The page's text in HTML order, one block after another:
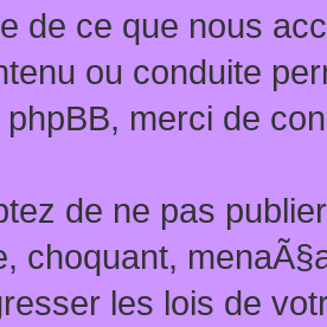
de ce que nous
ou conduite
phpBB, merci de
de ne pas
choquant,
les lois de